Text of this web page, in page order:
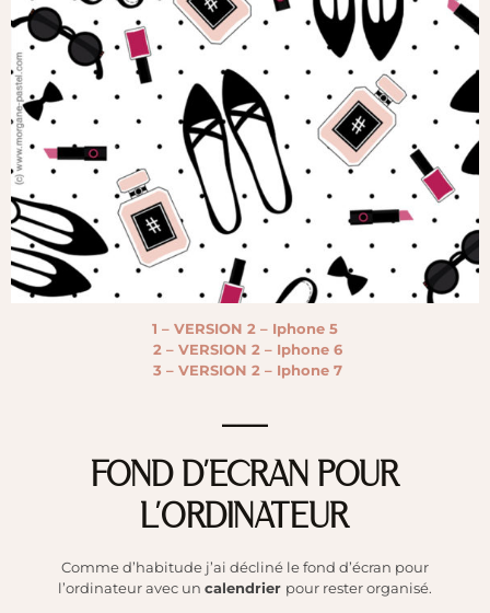
1 – VERSION 2 – Iphone 5
2 – VERSION 2 – Iphone 6
3 – VERSION 2 – Iphone 7
___
FOND D’ECRAN POUR
L’ORDINATEUR
Comme d’habitude j’ai décliné le fond d’écran pour
l’ordinateur avec un calendrier pour rester organisé.